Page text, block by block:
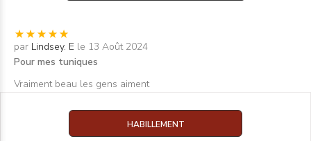
par Lindsey. E le 13 Août 2024
Pour mes tuniques
Vraiment beau les gens aiment
HABILLEMENT